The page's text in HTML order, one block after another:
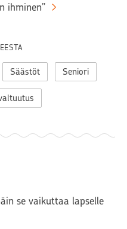
ihminen”
Säästöt Seniori
se vaikuttaa lapselle